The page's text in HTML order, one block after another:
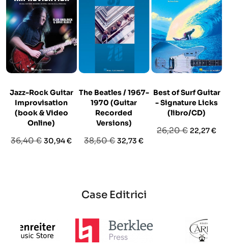
Jazz-Rock Guitar
Improvisation
(book & Video
Online)
Prezzo
36,40 €Prezzo
30,94 €
The Beatles / 1967-
1970 (Guitar
Recorded
Versions)
Prezzo
38,50 €Prezzo
32,73 €
Best of Surf Guitar
- Signature Licks
(libro/CD)
Prezzo
26,20 € Prezzo
22,27 €
Case Editrici